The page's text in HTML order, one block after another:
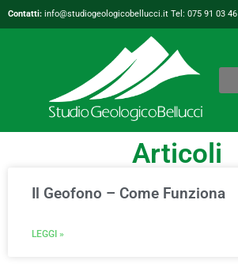
Contatti: info@studiogeologicobellucci.it Tel: 075 91 03 46
Articoli
Il Geofono – Come Funziona
LEGGI »